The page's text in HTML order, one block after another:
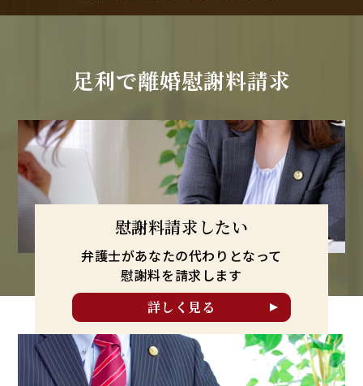
足利で離婚慰謝料請求
慰謝料請求したい
弁護士があなたの代わりとなって
慰謝料を請求します
詳しく見る